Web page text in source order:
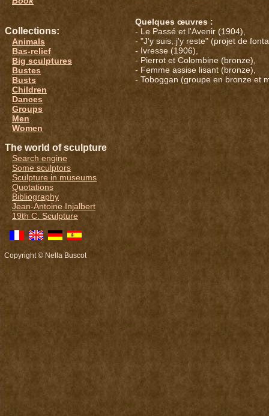
Collections:
Animals
Bas-relief
Big sculptures
Bustes
Busts
Children
Dances
Groups
Men
Women
The world of sculpture
Search engine
Some sculptors
Sculpture in museums
Quotations
Bibliography
Jean-Antoine Injalbert
19th C. Sculpture
Copyright © Nella Buscot
Quelques œuvres :
- Le Passé et l'Avenir (1904),
- "J'y suis, j'y reste" (projet de
- Ivresse (1906),
- Pierrot et Colombine (bronze),
- Femme assise lisant (bronze),
- Toboggan (groupe en bronze et